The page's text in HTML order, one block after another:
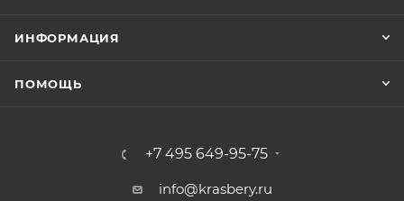
ИНФОРМАЦИЯ
ПОМОЩЬ
+7 495 649-95-75
info@krasbery.ru